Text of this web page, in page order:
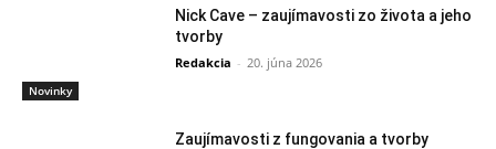
Novinky
Nick Cave – zaujímavosti zo života a jeho
tvorby
Redakcia - 20. júna 2026
Zaujímavosti z fungovania a tvorby